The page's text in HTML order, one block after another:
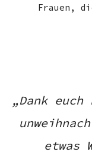
Frauen,
„Dank
etwas